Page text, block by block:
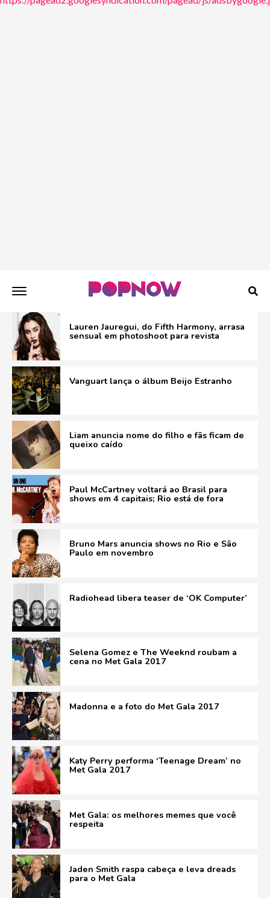
Lauren Jauregui, do Fifth Harmony, arrasa
sensual em photoshoot para revista
Vanguart lança o álbum Beijo Estranho
Liam anuncia nome do filho e fãs ficam de
queixo caído
Paul McCartney voltará ao Brasil para
shows em 4 capitais; Rio está de fora
Bruno Mars anuncia shows no Rio e São
Paulo em novembro
Radiohead libera teaser de ‘OK Computer’
Selena Gomez e The Weeknd roubam a
cena no Met Gala 2017
Madonna e a foto do Met Gala 2017
Katy Perry performa ‘Teenage Dream’ no
Met Gala 2017
Met Gala: os melhores memes que você
respeita
Jaden Smith raspa cabeça e leva dreads
para o Met Gala